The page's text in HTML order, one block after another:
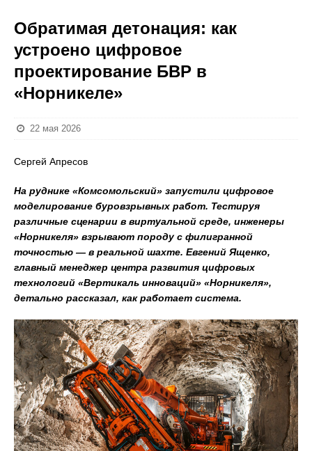
Обратимая детонация: как
устроено цифровое
проектирование БВР в
«Норникеле»
22 мая 2026
Сергей Апресов
На руднике «Комсомольский» запустили цифровое
моделирование буровзрывных работ. Тестируя
различные сценарии в виртуальной среде, инженеры
«Норникеля» взрывают породу с филигранной
точностью — в реальной шахте. Евгений Ященко,
главный менеджер центра развития цифровых
технологий «Вертикаль инноваций» «Норникеля»,
детально рассказал, как работает система.